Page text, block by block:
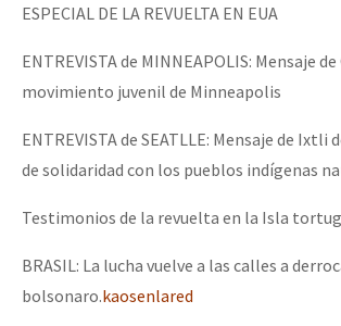
Migración
Mujeres
MULTIMEDIA
“Sonhando a Terra do Bem Virá” se publica
Se o México sabe, que o mundo saiba!
ESPECIAL DE LA REVUELTA EN EUA
ENTREVISTA de MINNEAPOLIS: Mensaje de
movimiento juvenil de Minneapolis
ENTREVISTA de SEATLLE: Mensaje de
de solidaridad con los pueblos indígenas
Testimonios de la revuelta en la Isla
BRASIL: La lucha vuelve a las calles a
bolsonaro.kaosenlared